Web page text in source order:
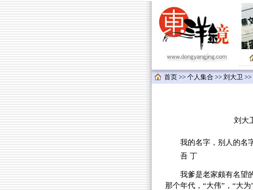
首页 >> 个人集合 >> 刘大卫 >>
刘大
我的名字，别人的名
吾 丁
我爹是老家颇有名望
那个年代，“大伟”，“大